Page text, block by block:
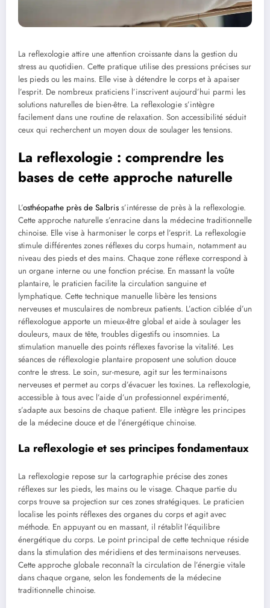
La reflexologie attire une attention croissante dans la gestion du
stress au quotidien. Cette pratique utilise des pressions précises sur
les pieds ou les mains. Elle vise à détendre le corps et à apaiser
l’esprit. De nombreux praticiens l’inscrivent aujourd’hui parmi les
solutions naturelles de bien-être. La reflexologie s’intègre
facilement dans une routine de relaxation. Son accessibilité séduit
ceux qui recherchent un moyen doux de soulager les tensions.
La reflexologie : comprendre les
bases de cette approche naturelle
L’osthéopathe près de Salbris s’intéresse de près à la reflexologie.
Cette approche naturelle s’enracine dans la médecine traditionnelle
chinoise. Elle vise à harmoniser le corps et l’esprit. La reflexologie
stimule différentes zones réflexes du corps humain, notamment au
niveau des pieds et des mains. Chaque zone réflexe correspond à
un organe interne ou une fonction précise. En massant la voûte
plantaire, le praticien facilite la circulation sanguine et
lymphatique. Cette technique manuelle libère les tensions
nerveuses et musculaires de nombreux patients. L’action ciblée d’un
réflexologue apporte un mieux-être global et aide à soulager les
douleurs, maux de tête, troubles digestifs ou insomnies. La
stimulation manuelle des points réflexes favorise la vitalité. Les
séances de réflexologie plantaire proposent une solution douce
contre le stress. Le soin, sur-mesure, agit sur les terminaisons
nerveuses et permet au corps d’évacuer les toxines. La reflexologie,
accessible à tous avec l’aide d’un professionnel expérimenté,
s’adapte aux besoins de chaque patient. Elle intègre les principes
de la médecine douce et de l’énergétique chinoise.
La reflexologie et ses principes fondamentaux
La reflexologie repose sur la cartographie précise des zones
réflexes sur les pieds, les mains ou le visage. Chaque partie du
corps trouve sa projection sur ces zones stratégiques. Le praticien
localise les points réflexes des organes du corps et agit avec
méthode. En appuyant ou en massant, il rétablit l’équilibre
énergétique du corps. Le point principal de cette technique réside
dans la stimulation des méridiens et des terminaisons nerveuses.
Cette approche globale reconnaît la circulation de l’énergie vitale
dans chaque organe, selon les fondements de la médecine
traditionnelle chinoise.